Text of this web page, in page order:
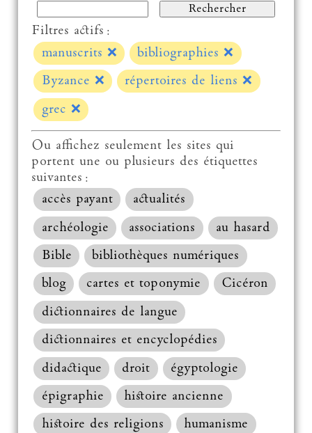
Filtres actifs :
manuscrits ❌ bibliographies❌
Byzance ❌ répertoires de liens❌
grec ❌
Ou affichez seulement les sites qui
portent une ou plusieurs des étiquettes
suivantes :
accès payant
actualités
archéologie
associations
au hasard
Bible
bibliothèques numériques
blog
cartes et toponymie
Cicéron
dictionnaires de langue
dictionnaires et encyclopédies
didactique
droit
égyptologie
épigraphie
histoire ancienne
histoire des religions
humanisme